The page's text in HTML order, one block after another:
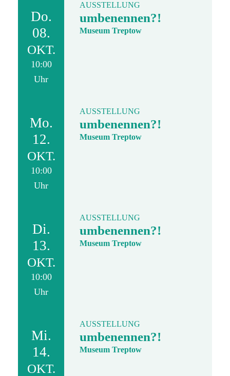
Do.
08.
OKT.
10:00
Uhr
AUSSTELLUNG
umbenennen?!
Museum Treptow
Mo.
12.
OKT.
10:00
Uhr
AUSSTELLUNG
umbenennen?!
Museum Treptow
Di.
13.
OKT.
10:00
Uhr
AUSSTELLUNG
umbenennen?!
Museum Treptow
Mi.
14.
OKT.
AUSSTELLUNG
umbenennen?!
Museum Treptow